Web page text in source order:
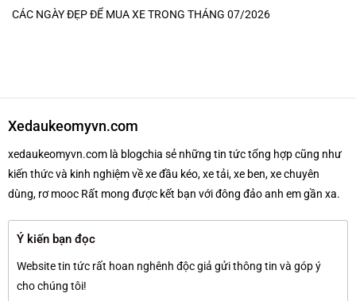
CÁC NGÀY ĐẸP ĐỂ MUA XE TRONG THÁNG 07/2026
Xedaukeomyvn.com
xedaukeomyvn.com là blogchia sẻ những tin tức tổng hợp cũng như
kiến thức và kinh nghiệm về xe đầu kéo, xe tải, xe ben, xe chuyên
dùng, rơ mooc Rất mong được kết bạn với đông đảo anh em gần xa.
Ý kiến bạn đọc
Website tin tức rất hoan nghênh độc giả gửi thông tin và góp ý
cho chúng tôi!